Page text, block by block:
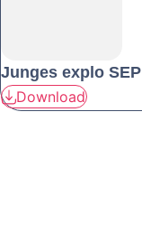
Junges explo
Download